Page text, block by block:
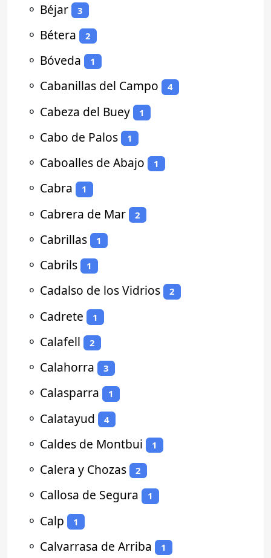
⚬ Béjar 3
⚬ Bétera 2
⚬ Bóveda 1
⚬ Cabanillas del Campo 4
⚬ Cabeza del Buey 1
⚬ Cabo de Palos 1
⚬ Caboalles de Abajo 1
⚬ Cabra 1
⚬ Cabrera de Mar 2
⚬ Cabrillas 1
⚬ Cabrils 1
⚬ Cadalso de los Vidrios 2
⚬ Cadrete 1
⚬ Calafell 2
⚬ Calahorra 3
⚬ Calasparra 1
⚬ Calatayud 4
⚬ Caldes de Montbui 1
⚬ Calera y Chozas 2
⚬ Callosa de Segura 1
⚬ Calp 1
⚬ Calvarrasa de Arriba 1